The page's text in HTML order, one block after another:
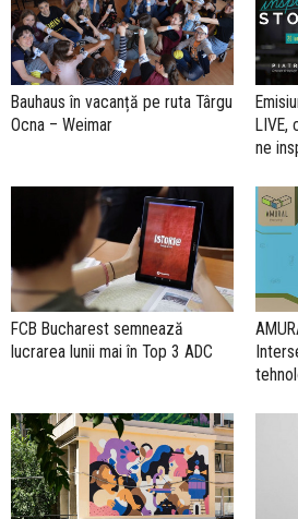
Bauhaus în vacanță pe ruta Târgu
Ocna – Weimar
LIVE,
ne
FCB Bucharest semnează
lucrarea lunii mai în Top 3 ADC